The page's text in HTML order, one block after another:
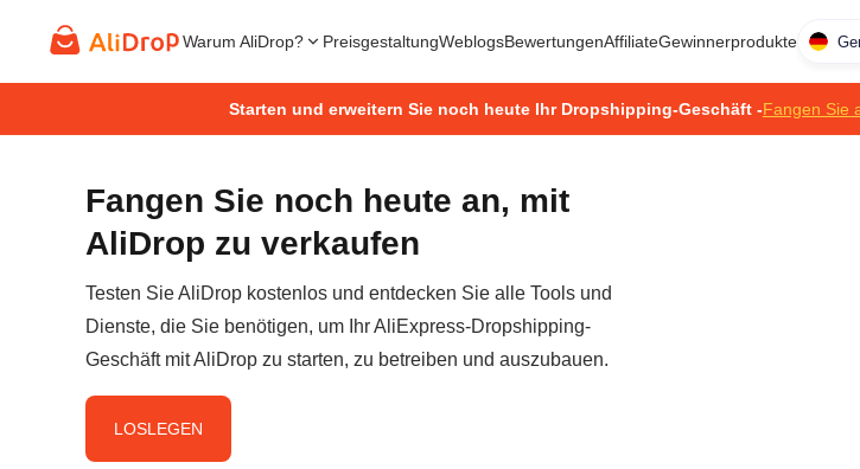
Warum AliDrop? PreisgestaltungWeblogsBewertungenAffiliateGewinnerprodukte
Starten und erweitern Sie noch heute Ihr Dropshipping-Geschäft -Fangen Sie
Fangen Sie noch heute an, mit
AliDrop zu verkaufen
Testen Sie AliDrop kostenlos und entdecken Sie alle Tools und
Dienste, die Sie benötigen, um Ihr AliExpress-Dropshipping-
Geschäft mit AliDrop zu starten, zu betreiben und auszubauen.
LOSLEGEN